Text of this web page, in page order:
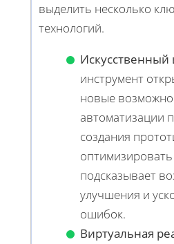
выделить несколько
технологий.
Искусственный
инструмент
новые
автоматизации
создания
подсказывает
улучшения и
ошибок.
Виртуальная